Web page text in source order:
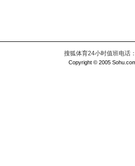
搜狐体育24小时值班电话
Copyright © 2005